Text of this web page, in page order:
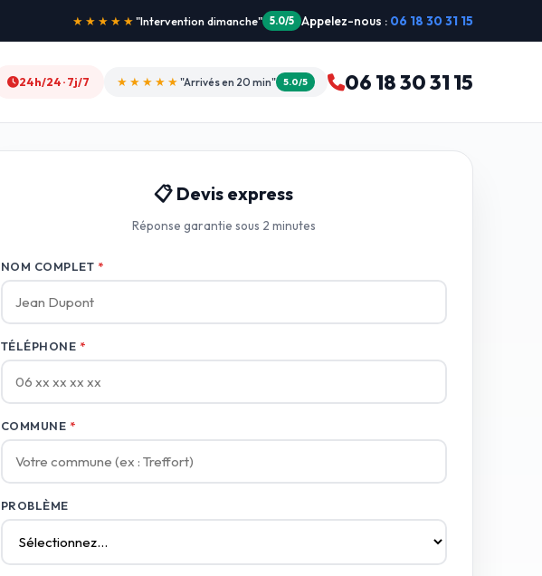
★★★★★"Je recommande !" 4.9/5 Appelez-nous : 06 18 30 31 15
24h/24 · 7j/7 ★★★★☆"Devis gratuit" 4.8/5 06 18 30 31 15
📋 Devis express
Réponse garantie sous 2 minutes
NOM COMPLET *
TÉLÉPHONE *
COMMUNE *
PROBLÈME